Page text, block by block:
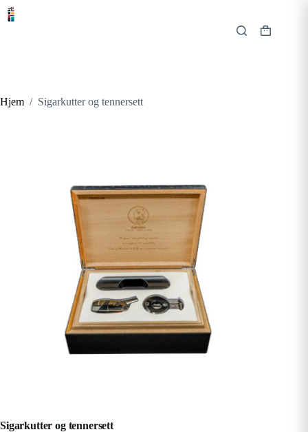
Hopp
Hjem / Sigarkutter og tennersett
Sigarkutter og tennersett